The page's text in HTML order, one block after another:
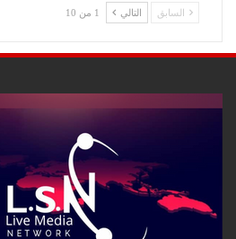
السابق التالي 1 من 10